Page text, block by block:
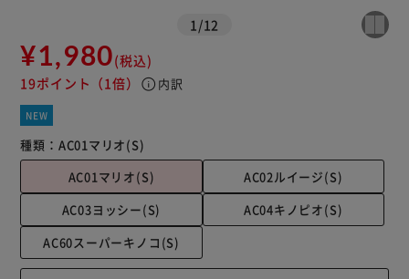
1 /12
¥1,980(税込)
19ポイント （1倍） info 内訳
NEW
種類： AC01マリオ(S)
AC01マリオ(S)
AC02ルイージ(S)
AC03ヨッシー(S)
AC04キノピオ(S)
AC60スーパーキノコ(S)